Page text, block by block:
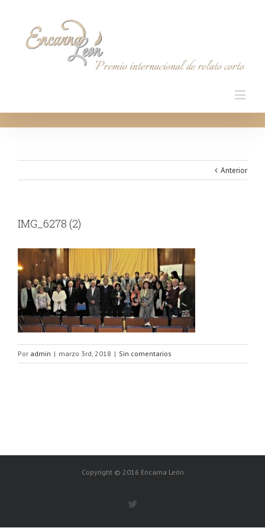
Anterior
IMG_6278 (2)
Por admin | marzo 3rd, 2018 | Sin comentarios
Copyright © 2016 Encarna León